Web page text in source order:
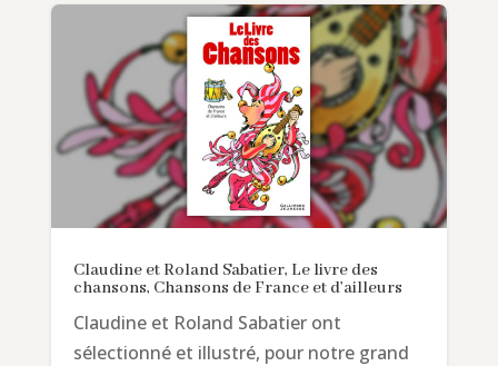
Claudine et Roland Sabatier, Le livre des
chansons, Chansons de France et d’ailleurs
Claudine et Roland Sabatier ont
sélectionné et illustré, pour notre grand